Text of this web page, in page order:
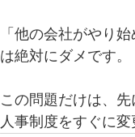
「他の会社がやり
は絶対にダメです。
この問題だけは、
人事制度をすぐに